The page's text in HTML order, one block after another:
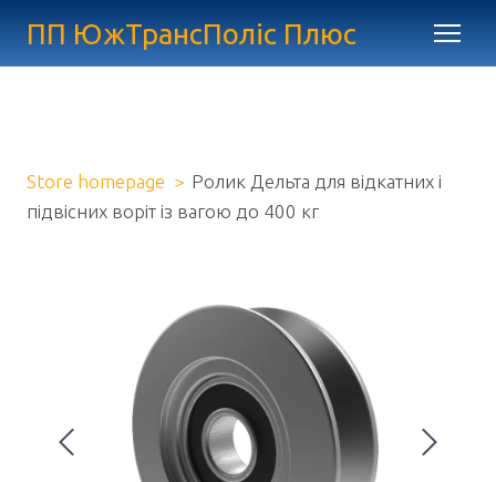
ПП ЮжТрансПоліс Плюс
Store homepage
Ролик Дельта для відкатних і
підвісних воріт із вагою до 400 кг